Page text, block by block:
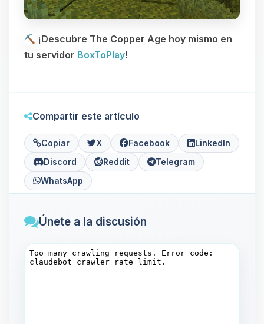
¡Descubre The Copper Age hoy mismo en
tu servidor BoxToPlay!
Compartir este artículo
Copiar X Facebook
LinkedIn
Discord
Reddit
Telegram
WhatsApp
Únete a la discusión